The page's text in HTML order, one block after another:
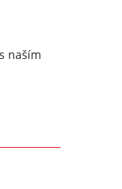
naším